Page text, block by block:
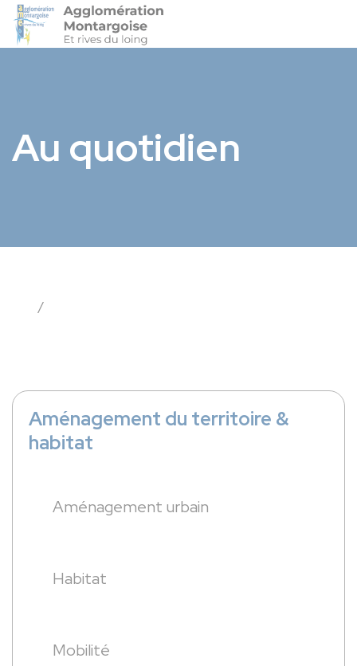
Au quotidien
/
Aménagement du territoire &
habitat
Aménagement urbain
Habitat
Mobilité